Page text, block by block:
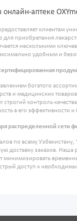
аптеке
клиентам
для приобретения
несколькими
удобным и
богатого
и медицинских
контроль
в его эффективности и
распределенной сети
по всему Узбекистану,
доставку заказов. Наша
минимизировать
доступ к